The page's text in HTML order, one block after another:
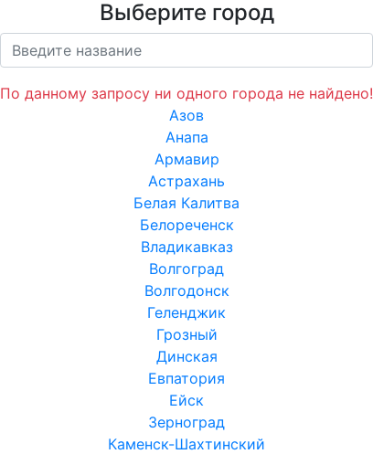
Выберите город
По данному запросу ни одного города не найдено!
Азов
Анапа
Армавир
Астрахань
Белая Калитва
Белореченск
Владикавказ
Волгоград
Волгодонск
Геленджик
Грозный
Динская
Евпатория
Ейск
Зерноград
Каменск-Шахтинский